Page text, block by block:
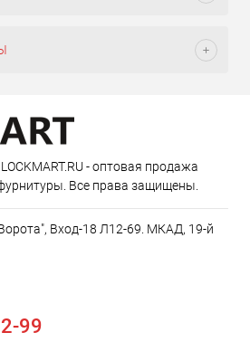
- оптовая продажа
Все права защищены.
Вход-18 Л12-69. МКАД, 19-й
99